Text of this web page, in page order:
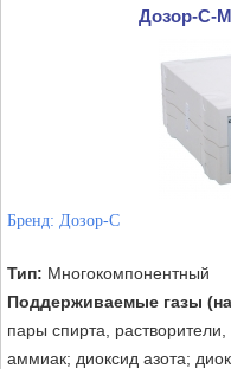
Дозор-С-
Бренд: Дозор-С
Тип: Многокомпонентный
Поддерживаемые газы
пары спирта,
аммиак; диоксид азота;